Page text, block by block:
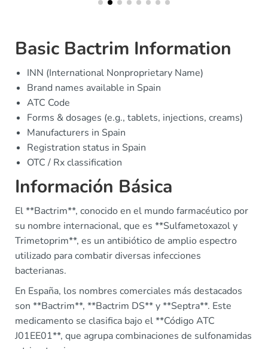
Basic Bactrim Information
INN (International Nonproprietary Name)
Brand names available in Spain
ATC Code
Forms & dosages (e.g., tablets, injections, creams)
Manufacturers in Spain
Registration status in Spain
OTC / Rx classification
Información Básica
El **Bactrim**, conocido en el mundo farmacéutico por
su nombre internacional, que es **Sulfametoxazol y
Trimetoprim**, es un antibiótico de amplio espectro
utilizado para combatir diversas infecciones
bacterianas.
En España, los nombres comerciales más destacados
son **Bactrim**, **Bactrim DS** y **Septra**. Este
medicamento se clasifica bajo el **Código ATC
J01EE01**, que agrupa combinaciones de sulfonamidas